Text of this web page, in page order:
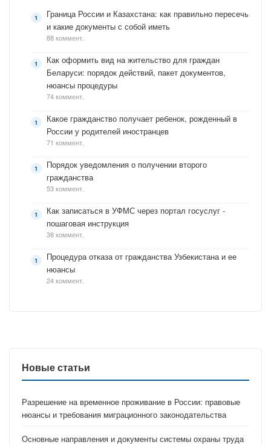
Граница России и Казахстана: как правильно пересечь
и какие документы с собой иметь
88 коммент.
Как оформить вид на жительство для граждан
Беларуси: порядок действий, пакет документов,
нюансы процедуры
74 коммент.
Какое гражданство получает ребенок, рожденный в
России у родителей иностранцев
71 коммент.
Порядок уведомления о получении второго
гражданства
53 коммент.
Как записаться в УФМС через портал госуслуг -
пошаговая инструкция
38 коммент.
Процедура отказа от гражданства Узбекистана и ее
нюансы
24 коммент.
Новые статьи
Разрешение на временное проживание в России: правовые
нюансы и требования миграционного законодательства
Основные направления и документы системы охраны труда